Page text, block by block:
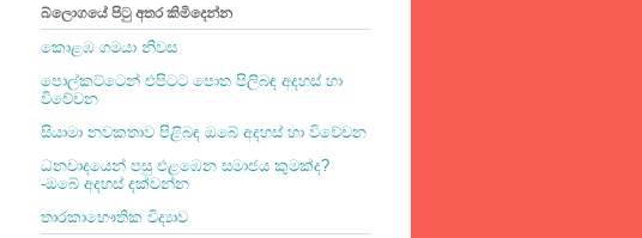
බ්ලොගයේ පිටු අතර කිමිදෙන්න
කොළඹ ගමයා නිවස
පොල්කට්ටෙන් එපිටට පොත පිලිබඳ අදහස් හා
විවේචන
සියාමා නවකතාව පිළිබඳ ඔබේ අදහස් හා විවේචන
ධනවාදයෙන් පසු එළඹෙන සමාජය කුමක්ද?
-ඔබේ අදහස් දක්වන්න
තාරකාභෞතික විද්‍යාව